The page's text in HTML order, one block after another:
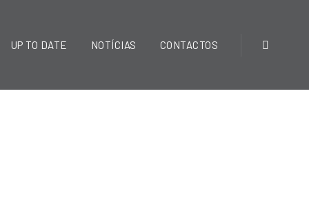
UP TO DATE NOTÍCIAS CONTACTOS